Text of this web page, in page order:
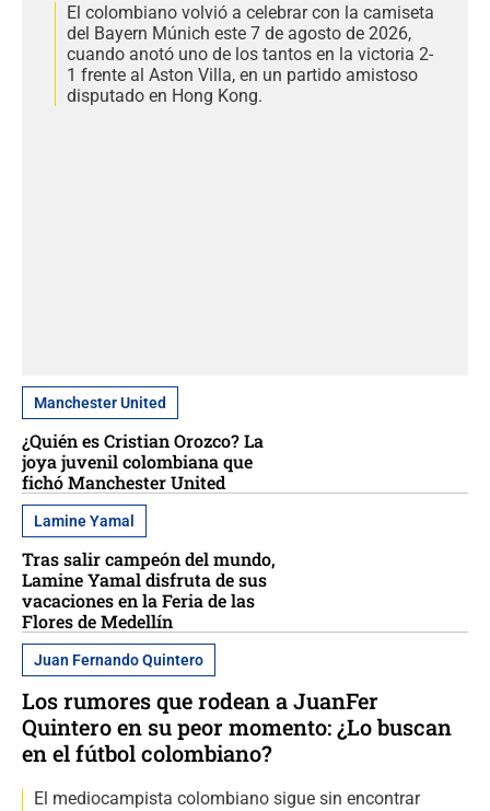
El colombiano volvió a celebrar con la camiseta
del Bayern Múnich este 7 de agosto de 2026,
cuando anotó uno de los tantos en la victoria 2-
1 frente al Aston Villa, en un partido amistoso
disputado en Hong Kong.
Manchester United
¿Quién es Cristian Orozco? La
joya juvenil colombiana que
fichó Manchester United
Lamine Yamal
Tras salir campeón del mundo,
Lamine Yamal disfruta de sus
vacaciones en la Feria de las
Flores de Medellín
Juan Fernando Quintero
Los rumores que rodean a JuanFer
Quintero en su peor momento: ¿Lo buscan
en el fútbol colombiano?
El mediocampista colombiano sigue sin encontrar